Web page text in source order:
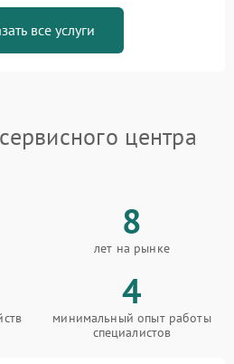
все услуги
центра
8
лет на рынке
4
минимальный опыт работы
специалистов